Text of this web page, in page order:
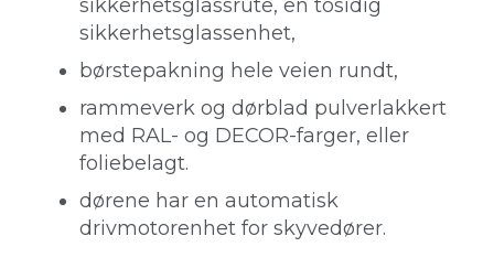
sikkerhetsglassrute, en tosidig
sikkerhetsglassenhet,
børstepakning hele veien rundt,
rammeverk og dørblad pulverlakkert
med RAL- og DECOR-farger, eller
foliebelagt.
dørene har en automatisk
drivmotorenhet for skyvedører.